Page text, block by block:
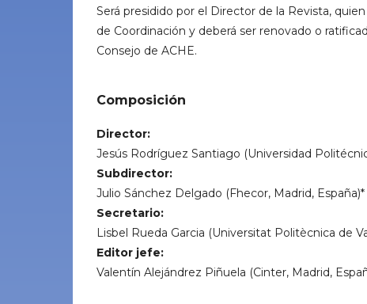
Será presidido por el Director de la Revista,
de Coordinación y deberá ser renovado o
Consejo de ACHE.
Composición
Director:
Jesús Rodríguez Santiago (Universidad
Subdirector:
Julio Sánchez Delgado (Fhecor, Madrid, España)*
Secretario:
Lisbel Rueda Garcia (Universitat Politècnica de
Editor jefe:
Valentín Alejándrez Piñuela (Cinter, Madrid,